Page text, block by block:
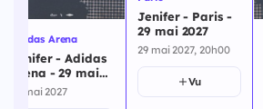
Adidas Arena
Jenifer - Adidas
Arena - 29 mai
2027
29 mai 2027
Jenifer - Paris -
29 mai 2027
29 mai 2027, 20h00
Vu